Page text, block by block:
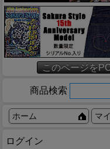
このページを
商品検索
ホーム マ
ログイン